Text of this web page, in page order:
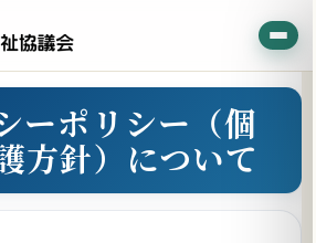
ーポリシー（個
方針）について